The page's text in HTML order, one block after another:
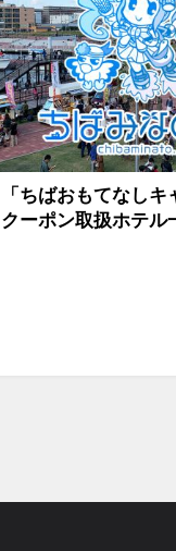
「ちばおもてなしキ
クーポン取扱ホテル